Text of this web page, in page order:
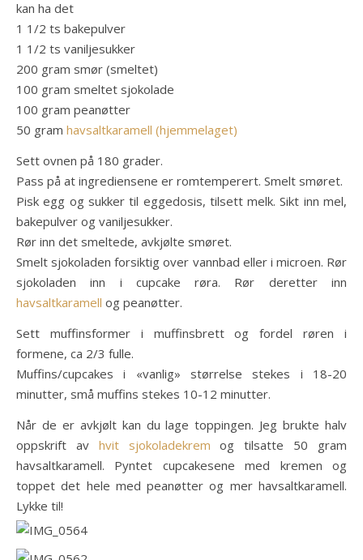
kan ha det
1 1/2 ts bakepulver
1 1/2 ts vaniljesukker
200 gram smør (smeltet)
100 gram smeltet sjokolade
100 gram peanøtter
50 gram havsaltkaramell (hjemmelaget)
Sett ovnen på 180 grader.
Pass på at ingrediensene er romtemperert. Smelt smøret.
Pisk egg og sukker til eggedosis, tilsett melk. Sikt inn mel,
bakepulver og vaniljesukker.
Rør inn det smeltede, avkjølte smøret.
Smelt sjokoladen forsiktig over vannbad eller i microen. Rør
sjokoladen inn i cupcake røra. Rør deretter inn
havsaltkaramell og peanøtter.
Sett muffinsformer i muffinsbrett og fordel røren i
formene, ca 2/3 fulle.
Muffins/cupcakes i «vanlig» størrelse stekes i 18-20
minutter, små muffins stekes 10-12 minutter.
Når de er avkjølt kan du lage toppingen. Jeg brukte halv
oppskrift av hvit sjokoladekrem og tilsatte 50 gram
havsaltkaramell. Pyntet cupcakesene med kremen og
toppet det hele med peanøtter og mer havsaltkaramell.
Lykke til!